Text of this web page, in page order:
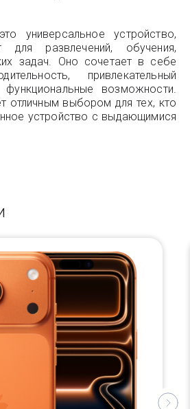
универсальное устройство,
для развлечений, обучения,
задач. Оно сочетает в себе
привлекательный
возможности.
отличным выбором для тех, кто
устройство с выдающимися